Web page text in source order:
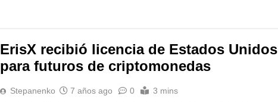
ErisX recibió licencia de Estados Unidos
para futuros de criptomonedas
Stepanenko 7 años ago 0 3 mins